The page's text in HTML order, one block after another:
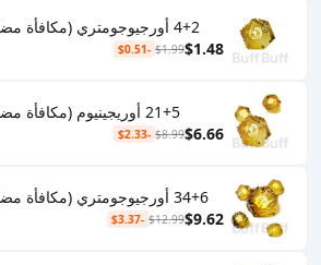
4+2 أورجيوجومتري (مكافأة مضاعفة لأول مرة 2×)
$1.48
$1.99
-$0.51
21+5 أوريجينيوم (مكافأة مضاعفة لأول مرة 2×)
$6.66
$8.99
-$2.33
34+6 أورجيوجومتري (مكافأة مضاعفة لأول مرة 2×)
$9.62
$12.99
-$3.37